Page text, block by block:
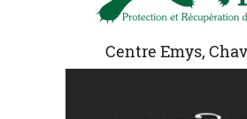
Centre Emys,